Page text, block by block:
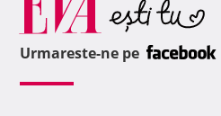
Urmareste-ne pe